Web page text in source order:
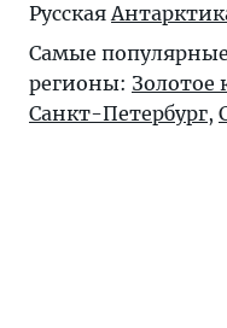
Русская
Самые
регионы: Золотое
Санкт-Петербург,